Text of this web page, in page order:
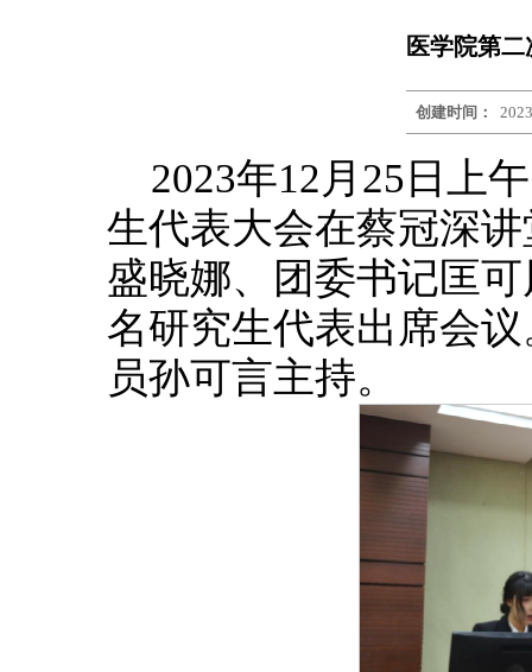
医学院第
创建时间：
2023年12月25日上
生代表大会在蔡冠深
盛晓娜、团委书记匡
名研究生代表出席会
员孙可言主持。